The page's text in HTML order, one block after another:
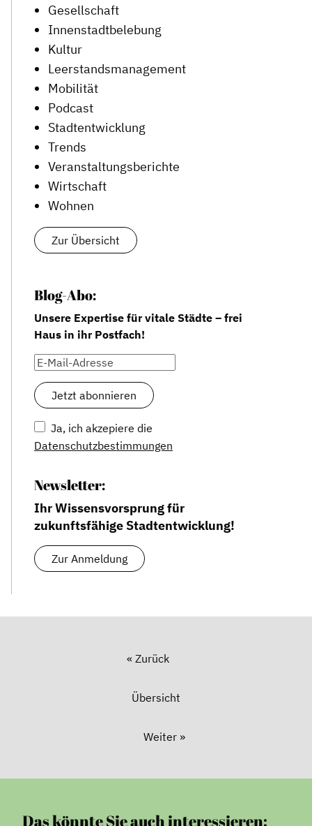
Gesellschaft
Innenstadtbelebung
Kultur
Leerstandsmanagement
Mobilität
Podcast
Stadtentwicklung
Trends
Veranstaltungsberichte
Wirtschaft
Wohnen
Zur Übersicht
Blog-Abo:
Unsere Expertise für vitale Städte – frei
Haus in ihr Postfach!
Ja, ich akzepiere die
Datenschutzbestimmungen
Newsletter:
Ihr Wissensvorsprung für
zukunftsfähige Stadtentwicklung!
Zur Anmeldung
« Zurück
Übersicht
Weiter »
Das könnte Sie auch interessieren: